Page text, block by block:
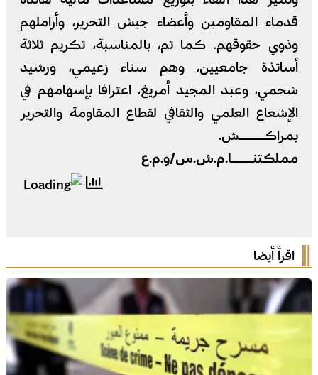
قدماء المقاومين وأعضاء جيش التحرير، وأراملهم
وذوي حقوقهم. كما تم، بالمناسبة، تكريم ثلاثة
أساتذة جامعيين، وهم سناء زعيمي، ورشيد
شحمي، وعبد المجيد أمريغ، اعترافا بإسهامهم في
الإشعاع العلمي والثقافي لقطاع المقاومة والتحرير
بمراكــــش.
مملكتنـــا.م.ش.س/و.م.ع
اقرأ أيضا